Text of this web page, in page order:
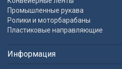
Промышленные рукава
Ролики и моторбарабаны
Пластиковые направляющие
Информация